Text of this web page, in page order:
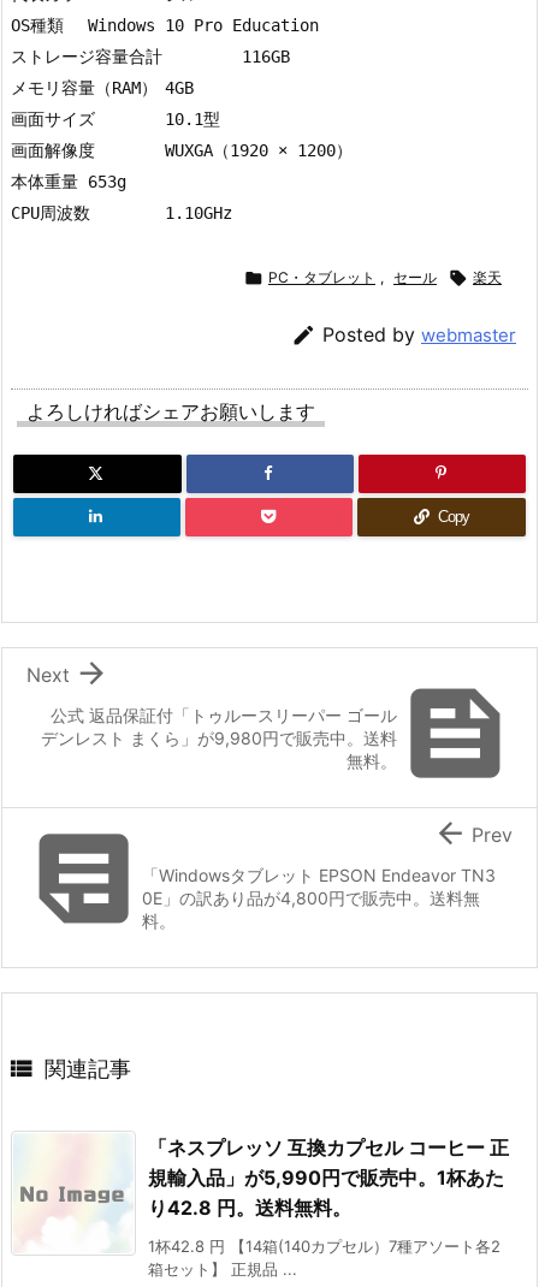
OS種類	Windows 10 Pro Education
ストレージ容量合計	116GB
メモリ容量（RAM）	4GB
画面サイズ	10.1型
画面解像度	WUXGA（1920 × 1200）
本体重量	653g
 PC・タブレット , セール  楽天
 Posted by webmaster
よろしければシェアお願いします
Copy

公式 返品保証付「トゥルースリーパー ゴール
デンレスト まくら」が9,980円で販売中。送料
無料。

Next
 「Windowsタブレット EPSON Endeavor TN3
0E」の訳あり品が4,800円で販売中。送料無
料。
 Prev
 関連記事
「ネスプレッソ 互換カプセル コーヒー 正
規輸入品」が5,990円で販売中。1杯あた
り42.8 円。送料無料。
1杯42.8 円 【14箱(140カプセル）7種アソート各2
箱セット】 正規品 ...